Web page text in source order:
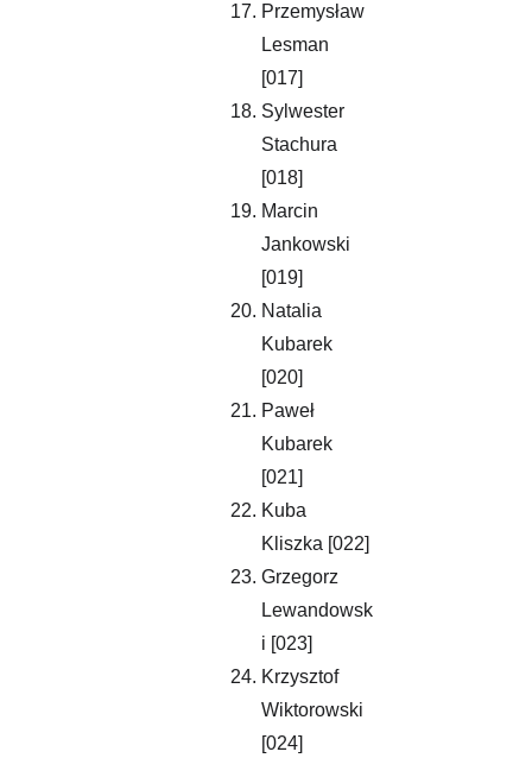
Przemysław
Lesman
[017]
Sylwester
Stachura
[018]
Marcin
Jankowski
[019]
Natalia
Kubarek
[020]
Paweł
Kubarek
[021]
Kuba
Kliszka [022]
Grzegorz
Lewandowsk
i [023]
Krzysztof
Wiktorowski
[024]